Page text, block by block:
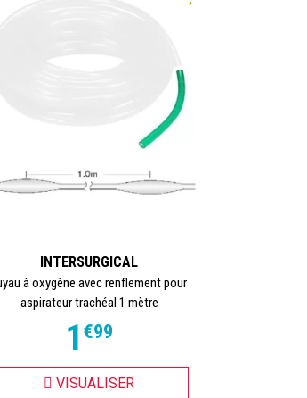
INTERSURGICAL
à oxygène avec renflement pour
aspirateur trachéal 1 mètre
1 €99
VISUALISER